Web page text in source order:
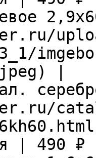
|
| 490